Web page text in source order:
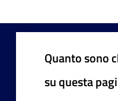
Quanto sono
su questa